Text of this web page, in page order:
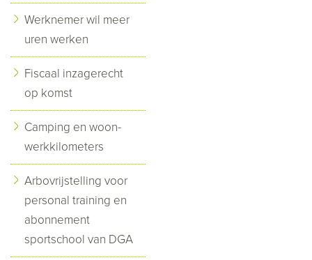
Werknemer wil meer
uren werken
Fiscaal inzagerecht
op komst
Camping en woon-
werkkilometers
Arbovrijstelling voor
personal training en
abonnement
sportschool van DGA